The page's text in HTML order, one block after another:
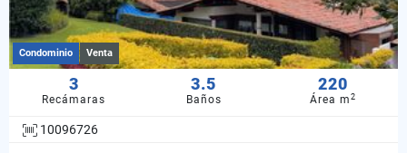
Condominio Venta
3
Recámaras
3.5
Baños
220
Área m2
10096726